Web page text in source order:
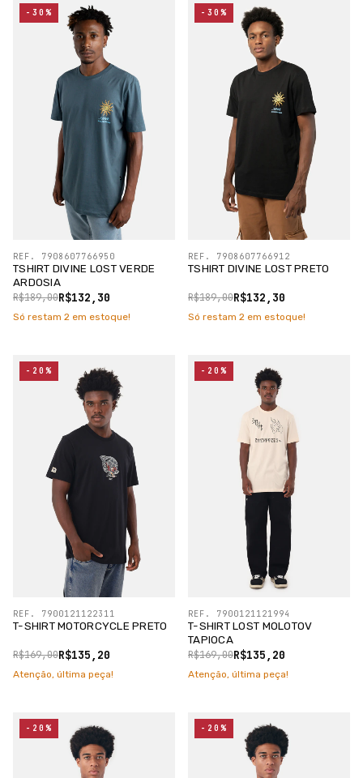
TSHIRT DIVINE LOST VERDE
ARDOSIA
R$132,30
R$189,00
REF. 7908607766950
-30%
Só restam 2 em estoque!
TSHIRT DIVINE LOST PRETO
R$132,30
R$189,00
REF. 7908607766912
-30%
Só restam 2 em estoque!
T-SHIRT MOTORCYCLE PRETO
R$135,20
R$169,00
REF. 7900121122311
-20%
Atenção, última peça!
T-SHIRT LOST MOLOTOV
TAPIOCA
R$135,20
R$169,00
REF. 7900121121994
-20%
Atenção, última peça!
-20% -20%